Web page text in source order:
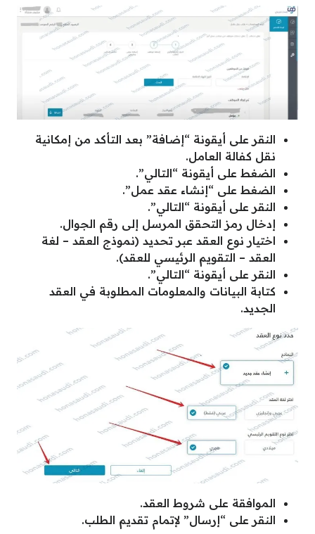
النقر على أيقونة “إضافة” بعد التأكد من إمكانية
نقل كفالة العامل.
الضغط على أيقونة “التالي”.
الضغط على “إنشاء عقد عمل”.
النقر على أيقونة “التالي”.
إدخال رمز التحقق المرسل إلى رقم الجوال.
اختيار نوع العقد عبر تحديد (نموذج العقد – لغة
العقد – التقويم الرئيسي للعقد).
النقر على أيقونة “التالي”.
كتابة البيانات والمعلومات المطلوبة في العقد
الجديد.
الموافقة على شروط العقد.
النقر على “إرسال” لإتمام تقديم الطلب.